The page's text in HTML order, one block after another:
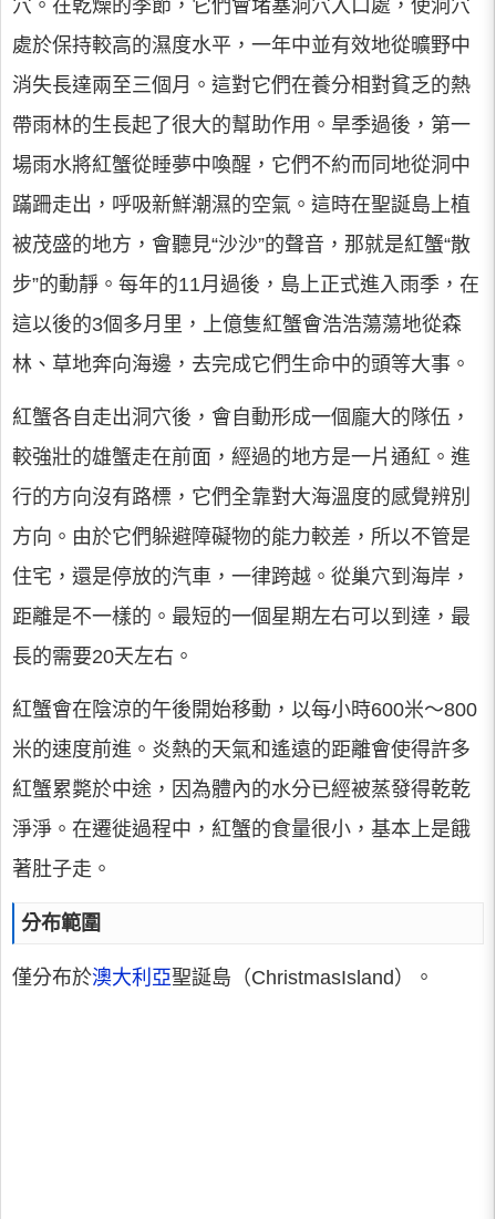
穴。在乾燥的季節，它們會堵塞洞穴入口處，使洞穴
處於保持較高的濕度水平，一年中並有效地從曠野中
消失長達兩至三個月。這對它們在養分相對貧乏的熱
帶雨林的生長起了很大的幫助作用。旱季過後，第一
場雨水將紅蟹從睡夢中喚醒，它們不約而同地從洞中
蹣跚走出，呼吸新鮮潮濕的空氣。這時在聖誕島上植
被茂盛的地方，會聽見“沙沙”的聲音，那就是紅蟹“散
步”的動靜。每年的11月過後，島上正式進入雨季，在
這以後的3個多月里，上億隻紅蟹會浩浩蕩蕩地從森
林、草地奔向海邊，去完成它們生命中的頭等大事。
紅蟹各自走出洞穴後，會自動形成一個龐大的隊伍，
較強壯的雄蟹走在前面，經過的地方是一片通紅。進
行的方向沒有路標，它們全靠對大海溫度的感覺辨別
方向。由於它們躲避障礙物的能力較差，所以不管是
住宅，還是停放的汽車，一律跨越。從巢穴到海岸，
距離是不一樣的。最短的一個星期左右可以到達，最
長的需要20天左右。
紅蟹會在陰涼的午後開始移動，以每小時600米～800
米的速度前進。炎熱的天氣和遙遠的距離會使得許多
紅蟹累斃於中途，因為體內的水分已經被蒸發得乾乾
淨淨。在遷徙過程中，紅蟹的食量很小，基本上是餓
著肚子走。
分布範圍
僅分布於澳大利亞聖誕島（ChristmasIsland）。